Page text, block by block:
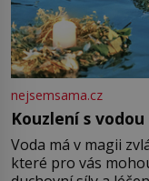
nejsemsama.cz
Kouzlení s
Voda má v magii
které pro vás